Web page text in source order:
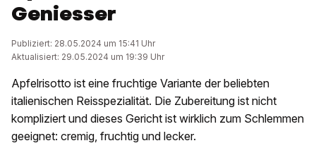
Geniesser
Publiziert: 28.05.2024 um 15:41 Uhr
Aktualisiert: 29.05.2024 um 19:39 Uhr
Apfelrisotto ist eine fruchtige Variante der beliebten
italienischen Reisspezialität. Die Zubereitung ist nicht
kompliziert und dieses Gericht ist wirklich zum Schlemmen
geeignet: cremig, fruchtig und lecker.